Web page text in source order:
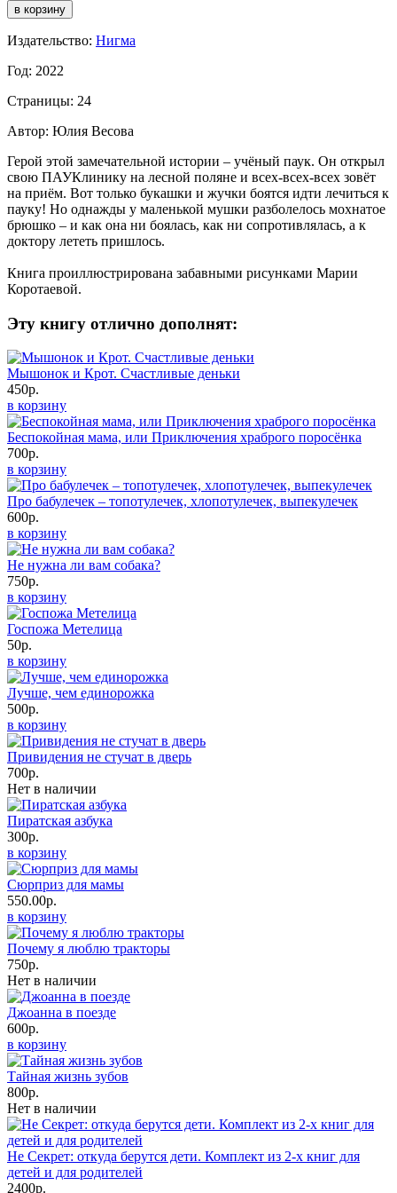
Издательство: Нигма
Год: 2022
Страницы: 24
Автор: Юлия Весова
Герой этой замечательной истории – учёный паук. Он открыл
свою ПАУКлинику на лесной поляне и всех-всех-всех зовёт
на приём. Вот только букашки и жучки боятся идти лечиться к
пауку! Но однажды у маленькой мушки разболелось мохнатое
брюшко – и как она ни боялась, как ни сопротивлялась, а к
доктору лететь пришлось.
Книга проиллюстрирована забавными рисунками Марии
Коротаевой.
Эту книгу отлично дополнят:
Мышонок и Крот. Счастливые деньки
450р.
в корзину
Беспокойная мама, или Приключения храброго поросёнка
700р.
в корзину
Про бабулечек – топотулечек, хлопотулечек, выпекулечек
600р.
в корзину
Не нужна ли вам собака?
750р.
в корзину
Госпожа Метелица
50р.
в корзину
Лучше, чем единорожка
500р.
в корзину
Привидения не стучат в дверь
700р.
Нет в наличии
Пиратская азбука
300р.
в корзину
Сюрприз для мамы
550.00р.
в корзину
Почему я люблю тракторы
750р.
Нет в наличии
Джоанна в поезде
600р.
в корзину
Тайная жизнь зубов
800р.
Нет в наличии
Не Секрет: откуда берутся дети. Комплект из 2-х книг для
детей и для родителей
2400р.